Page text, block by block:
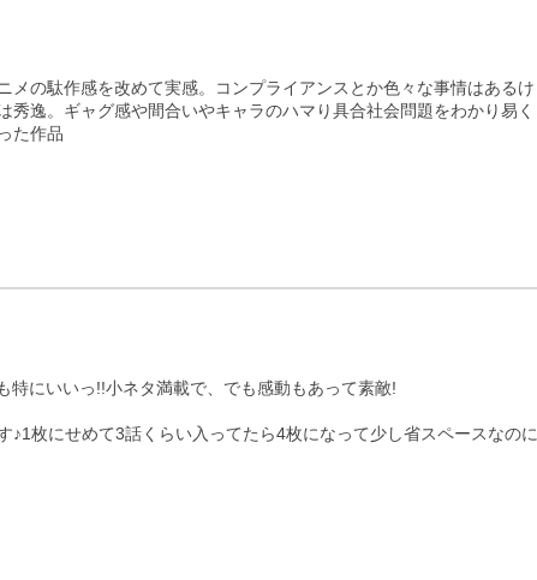
メの駄作感を改めて実感。コンプライアンスとか色々な事情はあるけ
秀逸。ギャグ感や間合いやキャラのハマり具合社会問題をわかり易く
た作品
特にいいっ!!小ネタ満載で、でも感動もあって素敵!
♪1枚にせめて3話くらい入ってたら4枚になって少し省スペースなのに